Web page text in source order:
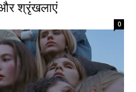
श्रृंखलाएं
0